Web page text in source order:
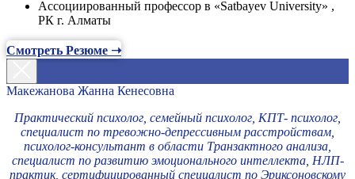
Ассоциированный профессор в «Satbayev University» ,
РК г. Алматы
Смотреть Резюме ➝
Макежанова Жанна Кенесовна
Практический психолог, семейный психолог, КПТ- психолог,
специалист по тревожно-депрессивным расстройствам,
психолог-консультант в области Транзактного анализа,
специалист по развитию эмоционального интеллекта, НЛП-
практик, сертифицированный специалист по Эриксоновскому